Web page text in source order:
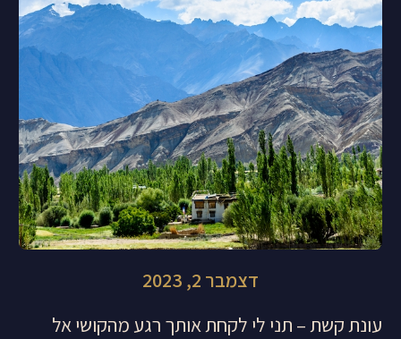
דצמבר 2, 2023
עונת קשת – תני לי לקחת אותך רגע מהקושי אל